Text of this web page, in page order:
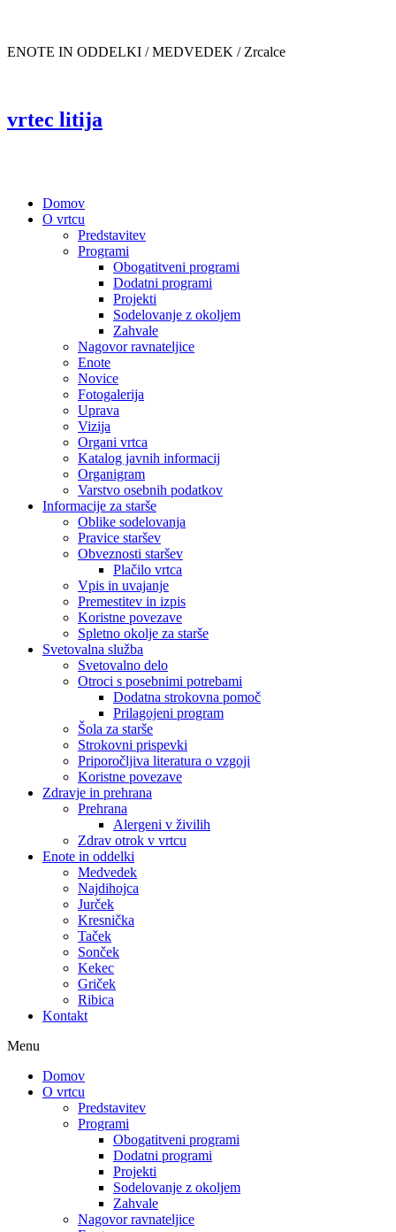
ENOTE IN ODDELKI / MEDVEDEK / Zrcalce
vrtec litija
Domov
O vrtcu
Predstavitev
Programi
Obogatitveni programi
Dodatni programi
Projekti
Sodelovanje z okoljem
Zahvale
Nagovor ravnateljice
Enote
Novice
Fotogalerija
Uprava
Vizija
Organi vrtca
Katalog javnih informacij
Organigram
Varstvo osebnih podatkov
Informacije za starše
Oblike sodelovanja
Pravice staršev
Obveznosti staršev
Plačilo vrtca
Vpis in uvajanje
Premestitev in izpis
Koristne povezave
Spletno okolje za starše
Svetovalna služba
Svetovalno delo
Otroci s posebnimi potrebami
Dodatna strokovna pomoč
Prilagojeni program
Šola za starše
Strokovni prispevki
Priporočljiva literatura o vzgoji
Koristne povezave
Zdravje in prehrana
Prehrana
Alergeni v živilih
Zdrav otrok v vrtcu
Enote in oddelki
Medvedek
Najdihojca
Jurček
Kresnička
Taček
Sonček
Kekec
Griček
Ribica
Kontakt
Menu
Domov
O vrtcu
Predstavitev
Programi
Obogatitveni programi
Dodatni programi
Projekti
Sodelovanje z okoljem
Zahvale
Nagovor ravnateljice